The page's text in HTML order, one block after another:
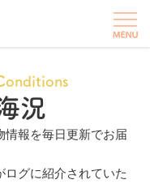
況
報を毎日更新でお届
ログに紹介されていた